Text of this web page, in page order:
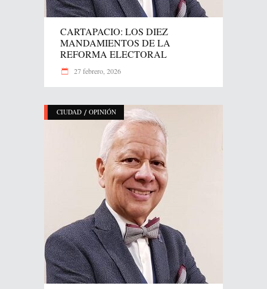
CARTAPACIO: LOS DIEZ
MANDAMIENTOS DE LA
REFORMA ELECTORAL
27 febrero, 2026
CIUDAD / OPINIÓN